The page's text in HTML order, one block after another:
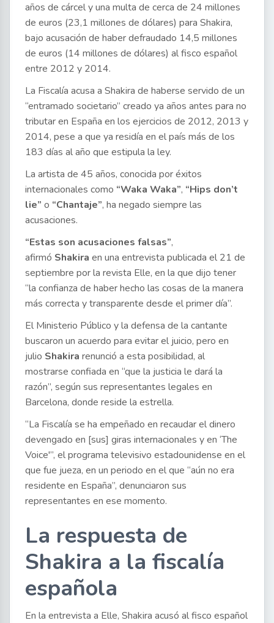
años de cárcel y una multa de cerca de 24 millones
de euros (23,1 millones de dólares) para Shakira,
bajo acusación de haber defraudado 14,5 millones
de euros (14 millones de dólares) al fisco español
entre 2012 y 2014.
La Fiscalía acusa a Shakira de haberse servido de un
“entramado societario” creado ya años antes para no
tributar en España en los ejercicios de 2012, 2013 y
2014, pese a que ya residía en el país más de los
183 días al año que estipula la ley.
La artista de 45 años, conocida por éxitos
internacionales como “Waka Waka”, “Hips don’t
lie” o “Chantaje”, ha negado siempre las
acusaciones.
“Estas son acusaciones falsas”,
afirmó Shakira en una entrevista publicada el 21 de
septiembre por la revista Elle, en la que dijo tener
“la confianza de haber hecho las cosas de la manera
más correcta y transparente desde el primer día”.
El Ministerio Público y la defensa de la cantante
buscaron un acuerdo para evitar el juicio, pero en
julio Shakira renunció a esta posibilidad, al
mostrarse confiada en “que la justicia le dará la
razón”, según sus representantes legales en
Barcelona, donde reside la estrella.
“La Fiscalía se ha empeñado en recaudar el dinero
devengado en [sus] giras internacionales y en ‘The
Voice'”, el programa televisivo estadounidense en el
que fue jueza, en un periodo en el que “aún no era
residente en España”, denunciaron sus
representantes en ese momento.
La respuesta de
Shakira a la fiscalía
española
En la entrevista a Elle, Shakira acusó al fisco español